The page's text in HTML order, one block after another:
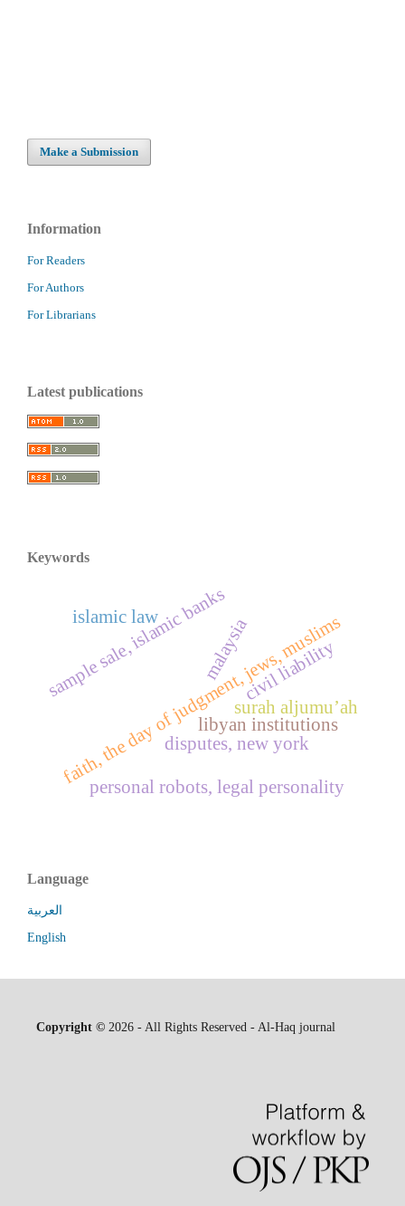
Make a Submission
Information
For Readers
For Authors
For Librarians
Latest publications
Keywords
faith, the day of judgment, jews, muslims
sample sale, islamic banksmalaysia
libyan institutions
islamic law
personal robots, legal personality
civil liability
surah aljumu’ah
disputes, new york
Language
العربية
English
Copyright ©2026 - All Rights Reserved - Al-Haq journal